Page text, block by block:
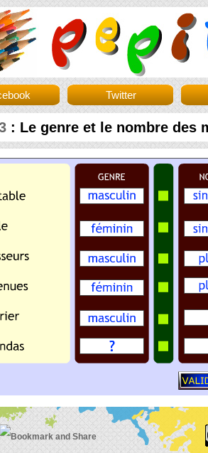
Twitter
: Le genre et le nombre des